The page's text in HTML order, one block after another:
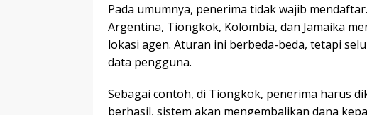
Pada umumnya, penerima tidak wajib
Argentina, Tiongkok, Kolombia, dan Jamaika
lokasi agen. Aturan ini berbeda-beda, tetapi
data pengguna.
Sebagai contoh, di Tiongkok, penerima harus
berhasil, sistem akan mengembalikan dana